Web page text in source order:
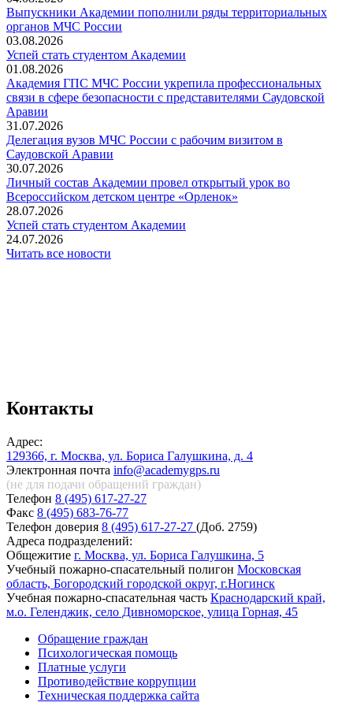
Выпускники Академии пополнили ряды территориальных
органов МЧС России
03.08.2026
Успей стать студентом Академии
01.08.2026
Академия ГПС МЧС России укрепила профессиональных
связи в сфере безопасности с представителями Саудовской
Аравии
31.07.2026
Делегация вузов МЧС России с рабочим визитом в
Саудовской Аравии
30.07.2026
Личный состав Академии провел открытый урок во
Всероссийском детском центре «Орленок»
28.07.2026
️Успей стать студентом Академии
24.07.2026
Читать все новости
Контакты
Адрес:
129366, г. Москва, ул. Бориса Галушкина, д. 4
Электронная почта info@academygps.ru
(не для подачи обращений граждан)
Телефон 8 (495) 617-27-27
Факс 8 (495) 683-76-77
Телефон доверия 8 (495) 617-27-27 (Доб. 2759)
Адреса подразделений:
Общежитие г. Москва, ул. Бориса Галушкина, 5
Учебный пожарно-спасательный полигон Московская
область, Богородский городской округ, г.Ногинск
Учебная пожарно-спасательная часть Краснодарский край,
м.о. Геленджик, село Дивноморское, улица Горная, 45
Обращение граждан
Психологическая помощь
Платные услуги
Противодействие коррупции
Техническая поддержка сайта